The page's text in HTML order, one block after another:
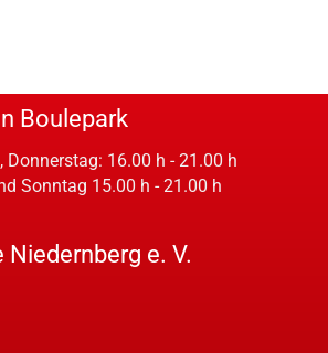
Boulepark
Donnerstag: 16.00 h - 21.00 h
Sonntag 15.00 h - 21.00 h
Niedernberg e. V.